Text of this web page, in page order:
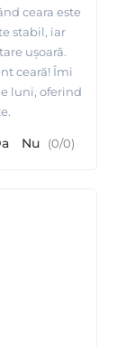
ceara este
stabil, iar
ușoară.
ceară! Îmi
luni, oferind
Nu (0/0)